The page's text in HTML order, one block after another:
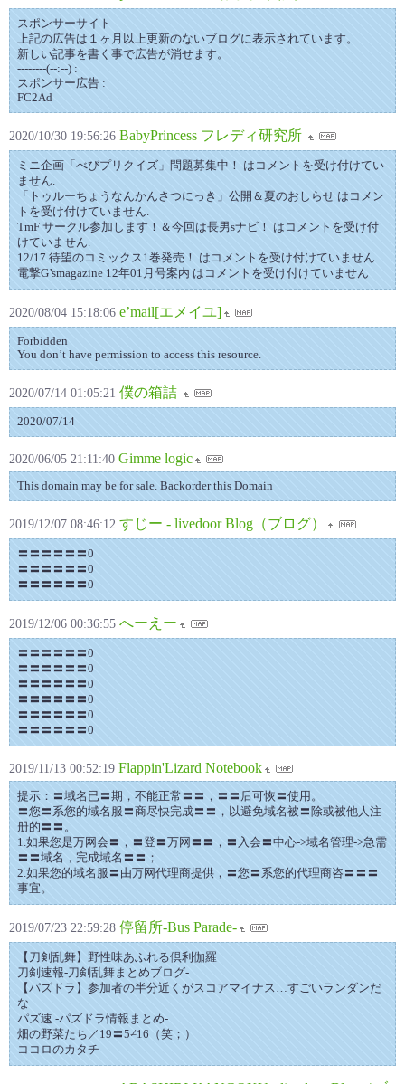
スポンサーサイト
上記の広告は１ヶ月以上更新のないブログに表示されています。
新しい記事を書く事で広告が消せます。
--------(--:--) :
スポンサー広告 :
FC2Ad
2020/10/30 19:56:26 BabyPrincess フレディ研究所
ミニ企画「べびプリクイズ」問題募集中！ はコメントを受け付けてい
ません.
「トゥルーちょうなんかんさつにっき」公開＆夏のおしらせ はコメン
トを受け付けていません.
TmF サークル参加します！＆今回は長男sナビ！ はコメントを受け付
けていません.
12/17 待望のコミックス1巻発売！ はコメントを受け付けていません.
電撃G’smagazine 12年01月号案内 はコメントを受け付けていません
2020/08/04 15:18:06 e’mail[エメイユ]
Forbidden
You don’t have permission to access this resource.
2020/07/14 01:05:21 僕の箱詰
2020/07/14
2020/06/05 21:11:40 Gimme logic
This domain may be for sale. Backorder this Domain
2019/12/07 08:46:12 すじー - livedoor Blog（ブログ）
〓〓〓〓〓〓0
〓〓〓〓〓〓0
〓〓〓〓〓〓0
2019/12/06 00:36:55 へーえー
〓〓〓〓〓〓0
〓〓〓〓〓〓0
〓〓〓〓〓〓0
〓〓〓〓〓〓0
〓〓〓〓〓〓0
〓〓〓〓〓〓0
2019/11/13 00:52:19 Flappin'Lizard Notebook
提示：〓域名已〓期，不能正常〓〓，〓〓后可恢〓使用。
〓您〓系您的域名服〓商尽快完成〓〓，以避免域名被〓除或被他人注
册的〓〓。
1.如果您是万网会〓，〓登〓万网〓〓，〓入会〓中心->域名管理->急需
〓〓域名，完成域名〓〓；
2.如果您的域名服〓由万网代理商提供，〓您〓系您的代理商咨〓〓〓
事宜。
2019/07/23 22:59:28 停留所-Bus Parade-
【刀剣乱舞】野性味あふれる倶利伽羅
刀剣速報-刀剣乱舞まとめブログ-
【パズドラ】参加者の半分近くがスコアマイナス…すごいランダンだ
な
パズ速 -パズドラ情報まとめ-
畑の野菜たち／19〓5≠16（笑；）
ココロのカタチ